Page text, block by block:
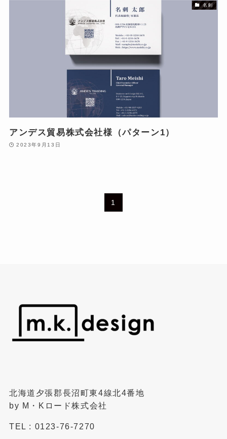
名刺
アンデス貿易株式会社様（パターン1）
2023年9月13日
1
北海道夕張郡長沼町東4線北4番地
by M・Kロード株式会社
TEL : 0123-76-7270